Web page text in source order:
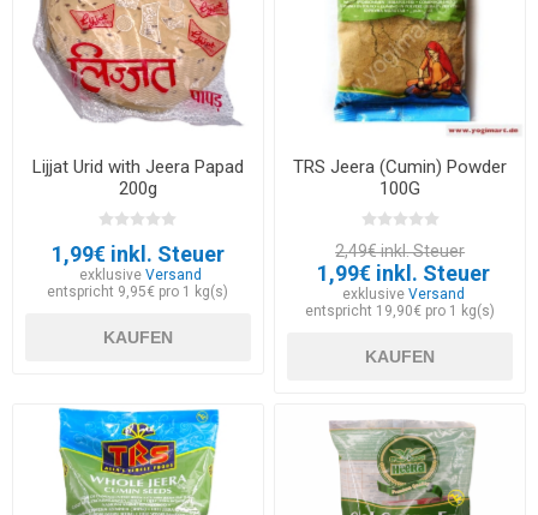
Lijjat Urid with Jeera Papad
200g
1,99€ inkl. Steuer
exklusiveVersand
entspricht 9,95€ pro 1 kg(s)
KAUFEN
TRS Jeera (Cumin) Powder
100G
2,49€ inkl. Steuer
1,99€ inkl. Steuer
exklusive Versand
entspricht 19,90€ pro 1 kg(s)
KAUFEN